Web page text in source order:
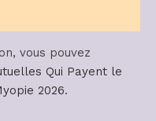
vous pouvez
Qui Payent le
2026.